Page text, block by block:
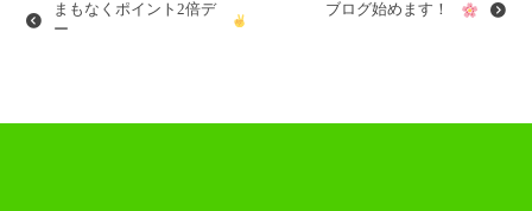
ビ
ー
まもなくポイント2倍デ
ー
ブログ始めます！